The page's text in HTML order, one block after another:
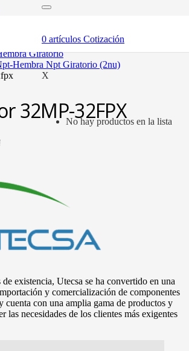
0 artículos Cotización
X
No hay productos en la lista
giratorio
hembra npt giratorio (2nu)
32MP-32FPX
existencia, Utecsa se ha convertido en una
y comercialización de componentes
cuenta con una amplia gama de productos y
las necesidades de los clientes más exigentes